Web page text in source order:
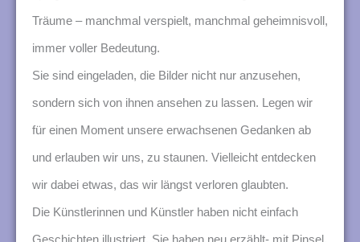
Träume – manchmal verspielt, manchmal geheimnisvoll,
immer voller Bedeutung.
Sie sind eingeladen, die Bilder nicht nur anzusehen,
sondern sich von ihnen ansehen zu lassen. Legen wir
für einen Moment unsere erwachsenen Gedanken ab
und erlauben wir uns, zu staunen. Vielleicht entdecken
wir dabei etwas, das wir längst verloren glaubten.
Die Künstlerinnen und Künstler haben nicht einfach
Geschichten illustriert. Sie haben neu erzählt- mit Pinsel,